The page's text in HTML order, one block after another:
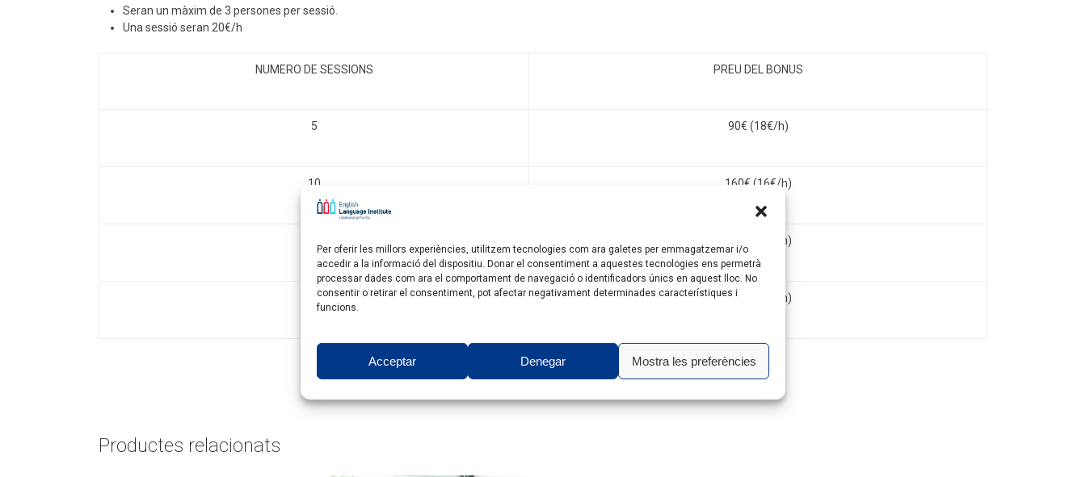
Per oferir les millors experiències, utilitzem tecnologies com ara galetes per emmagatzemar i/o
accedir a la informació del dispositiu. Donar el consentiment a aquestes tecnologies ens permetrà
processar dades com ara el comportament de navegació o identificadors únics en aquest lloc. No
consentir o retirar el consentiment, pot afectar negativament determinades característiques i
funcions.
Acceptar Denegar Mostra les preferències
Seran un màxim de 3 persones per sessió.
Una sessió seran 20€/h
NUMERO DE SESSIONS PREU DEL BONUS
5 90€ (18€/h)
10 160€ (16€/h)
210€ (14€/h)
20 240€ (12€/h)
Productes relacionats